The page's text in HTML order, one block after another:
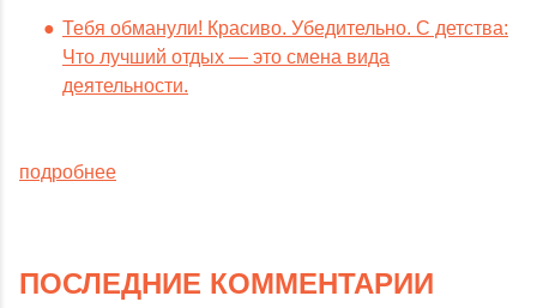
Тебя обманули! Красиво. Убедительно. С детства:
Что лучший отдых — это смена вида
деятельности.
подробнее
ПОСЛЕДНИЕ КОММЕНТАРИИ